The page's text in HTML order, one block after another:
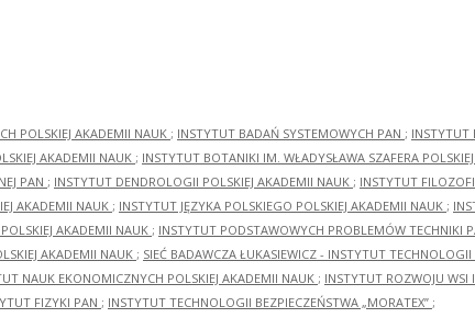
POLSKIEJ AKADEMII NAUK ; INSTYTUT BADAŃ SYSTEMOWYCH PAN ; INSTYTUT
AKADEMII NAUK ; INSTYTUT BOTANIKI IM. WŁADYSŁAWA SZAFERA
PAN ; INSTYTUT DENDROLOGII POLSKIEJ AKADEMII NAUK ; INSTYTUT
AKADEMII NAUK ; INSTYTUT JĘZYKA POLSKIEGO POLSKIEJ AKADEMII NAUK ;
AKADEMII NAUK ; INSTYTUT PODSTAWOWYCH PROBLEMÓW TECHNIKI
AKADEMII NAUK ; SIEĆ BADAWCZA ŁUKASIEWICZ - INSTYTUT
NAUK EKONOMICZNYCH POLSKIEJ AKADEMII NAUK ; INSTYTUT ROZWOJU WSI
FIZYKI PAN ; INSTYTUT TECHNOLOGII BEZPIECZEŃSTWA „MORATEX” ;